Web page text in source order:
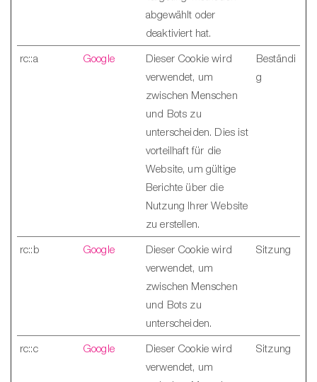
abgewählt oder
deaktiviert hat.
rc::a Google
Dieser Cookie wird
verwendet, um
zwischen Menschen
und Bots zu
unterscheiden. Dies ist
vorteilhaft für die
Website, um gültige
Berichte über die
Nutzung Ihrer Website
zu erstellen.
Beständi
g
rc::b Google
Dieser Cookie wird
verwendet, um
zwischen Menschen
und Bots zu
unterscheiden.
Sitzung
rc::c Google
Dieser Cookie wird
verwendet, um
Sitzung